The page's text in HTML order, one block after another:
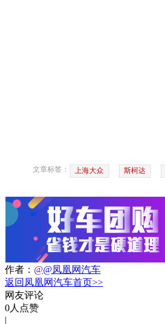
文章标签： 上海大众 斯柯达
作者： @@凤凰网汽车
返回凤凰网汽车首页>>
网友评论
0人点赞
|